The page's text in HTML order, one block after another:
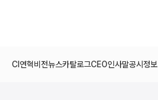
CI 연혁비전뉴스카탈로그CEO인사말공시정보